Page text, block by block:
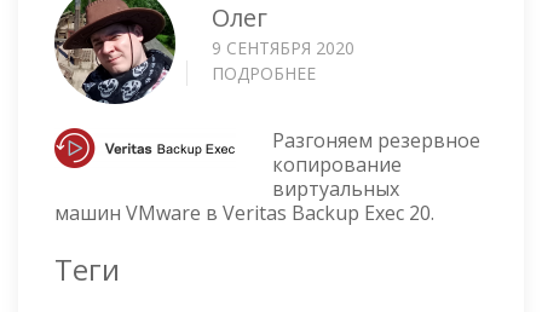
Олег
9 СЕНТЯБРЯ 2020
ПОДРОБНЕЕ
BACKUP
EXEC
ДЛЯ
РЕЗЕРВИРОВАНИЯ
Разгоняем резервное
копирование
виртуальных
машин VMware в Veritas Backup Exec 20.
Теги